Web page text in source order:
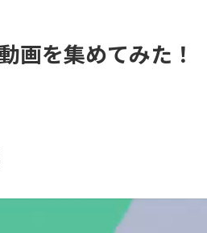
を集めてみた！